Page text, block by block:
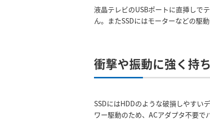
液晶テレビのUSBポートに直挿しで
ん。またSSDにはモーターなどの駆
衝撃や振動に強く持
SSDにはHDDのような破損しやすい
ワー駆動のため、ACアダプタ不要